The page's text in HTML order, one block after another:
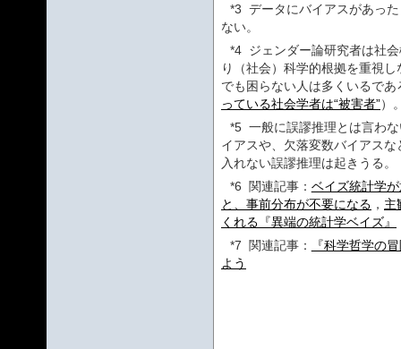
*3 データにバイアスがあっ
ない。
*4 ジェンダー論研究者は社
り（社会）科学的根拠を重視
でも困らない人は多くいるで
っている社会学者は“被害者”）
*5 一般に誤謬推理とは言わ
イアスや、欠落変数バイアス
入れない誤謬推理は起きうる。
*6
関連記事： ベイズ統計学
と、事前分布が不要になる ， 主
くれる『異端の統計学ベイズ』
*7
関連記事：
『科学哲学の
よう